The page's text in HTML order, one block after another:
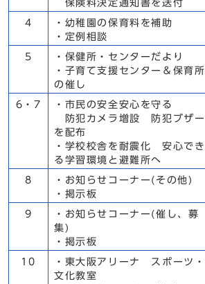
保険料決定通知書を送付
4
・幼稚園の保育料を補助
・定例相談
5
・保健所・センターだより
・子育て支援センター＆保育所
の催し
6・7
・市民の安全安心を守る
防犯カメラ増設 防犯ブザー
を配布
・学校校舎を耐震化 安心でき
る学習環境と避難所へ
8
・お知らせコーナー(その他)
・掲示板
9
・お知らせコーナー(催し、募
集)
・掲示板
10
・東大阪アリーナ スポーツ・
文化教室